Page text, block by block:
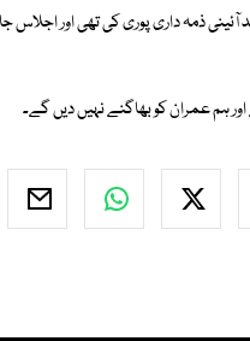
آئینی ذمہ داری پوری کی تھی اور
ہم عمران کو بھاگنے نہیں دیں گے۔